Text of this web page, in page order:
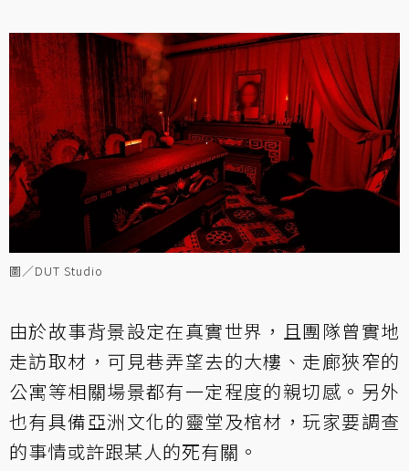
圖／DUT Studio
由於故事背景設定在真實世界，且團隊曾實地
走訪取材，可見巷弄望去的大樓、走廊狹窄的
公寓等相關場景都有一定程度的親切感。另外
也有具備亞洲文化的靈堂及棺材，玩家要調查
的事情或許跟某人的死有關。